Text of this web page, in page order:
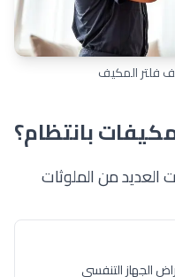
فلتر المكيف
بانتظام؟
العديد من الملوثات
الجهاز التنفسي